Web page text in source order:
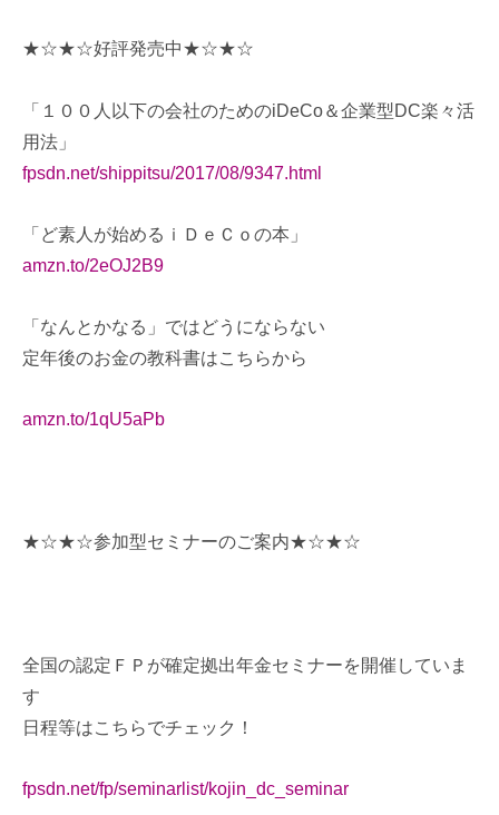
★☆★☆好評発売中★☆★☆
「１００人以下の会社のためのiDeCo＆企業型DC楽々活
用法」
fpsdn.net/shippitsu/2017/08/9347.html
「ど素人が始めるｉＤｅＣｏの本」
amzn.to/2eOJ2B9
「なんとかなる」ではどうにならない
定年後のお金の教科書はこちらから
amzn.to/1qU5aPb
★☆★☆参加型セミナーのご案内★☆★☆
全国の認定ＦＰが確定拠出年金セミナーを開催していま
す
日程等はこちらでチェック！
fpsdn.net/fp/seminarlist/kojin_dc_seminar